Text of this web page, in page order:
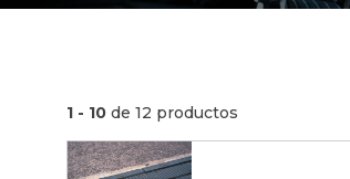
1 - 10 de 12 productos